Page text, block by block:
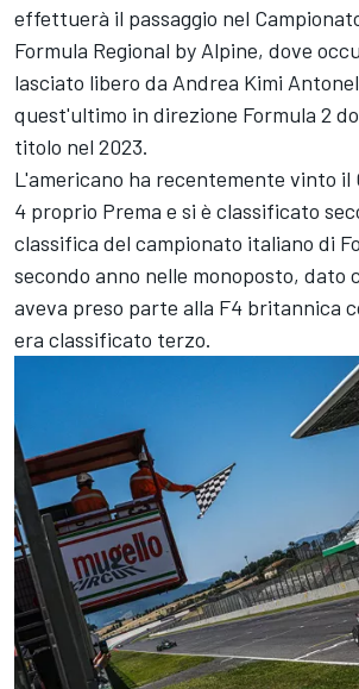
effettuerà il passaggio nel
Formula Regional by Alpine, dove
lasciato libero da Andrea Kimi
quest'ultimo in direzione Formula 2
titolo nel 2023.
L'americano ha recentemente vinto il
4 proprio Prema e si è classificato
classifica del campionato italiano di
secondo anno nelle monoposto, dato
aveva preso parte alla F4 britannica
era classificato terzo.